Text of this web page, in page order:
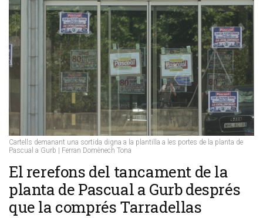
Cartells demanant una sortida digna a la plantilla a les portes de la planta de
Pascual a Gurb | Ferran Domènech Tona
El rerefons del tancament de la
planta de Pascual a Gurb després
que la comprés Tarradellas